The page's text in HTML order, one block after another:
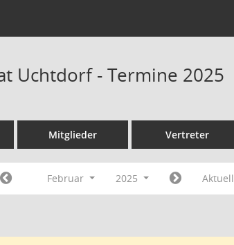
Uchtdorf - Termine 2025
Mitglieder Vertreter
Februar 2025 Aktuell